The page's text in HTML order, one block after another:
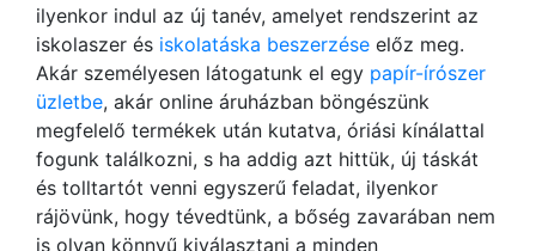
ilyenkor indul az új tanév, amelyet rendszerint az
iskolaszer és iskolatáska beszerzése előz meg.
Akár személyesen látogatunk el egy papír-írószer
üzletbe, akár online áruházban böngészünk
megfelelő termékek után kutatva, óriási kínálattal
fogunk találkozni, s ha addig azt hittük, új táskát
és tolltartót venni egyszerű feladat, ilyenkor
rájövünk, hogy tévedtünk, a bőség zavarában nem
is olyan könnyű kiválasztani a minden